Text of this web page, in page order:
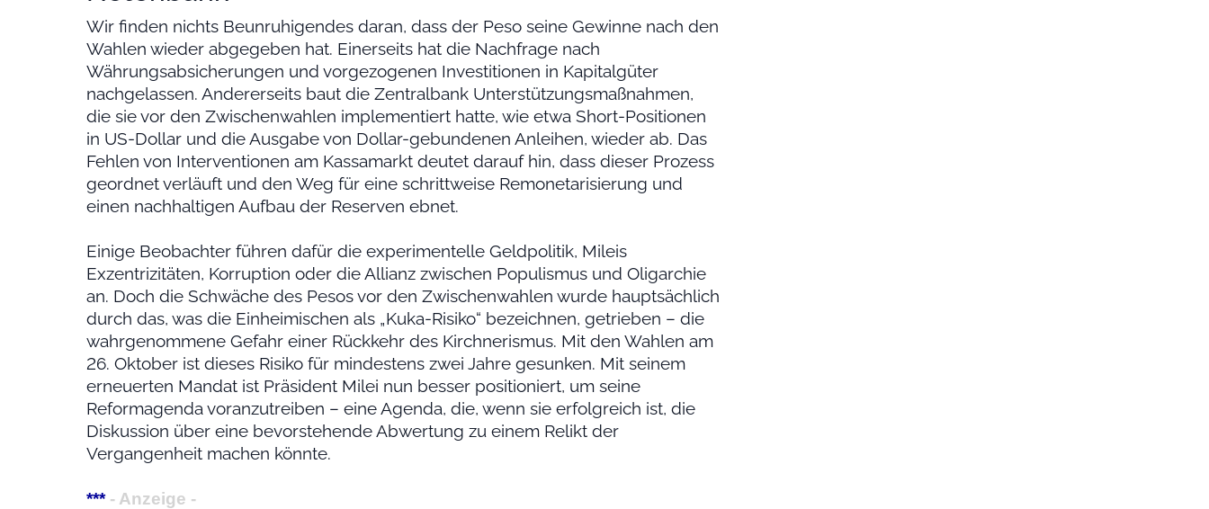
Wir finden nichts Beunruhigendes daran, dass der Peso seine Gewinne nach den
Wahlen wieder abgegeben hat. Einerseits hat die Nachfrage nach
Währungsabsicherungen und vorgezogenen Investitionen in Kapitalgüter
nachgelassen. Andererseits baut die Zentralbank Unterstützungsmaßnahmen,
die sie vor den Zwischenwahlen implementiert hatte, wie etwa Short-Positionen
in US-Dollar und die Ausgabe von Dollar-gebundenen Anleihen, wieder ab. Das
Fehlen von Interventionen am Kassamarkt deutet darauf hin, dass dieser Prozess
geordnet verläuft und den Weg für eine schrittweise Remonetarisierung und
einen nachhaltigen Aufbau der Reserven ebnet.
Einige Beobachter führen dafür die experimentelle Geldpolitik, Mileis
Exzentrizitäten, Korruption oder die Allianz zwischen Populismus und Oligarchie
an. Doch die Schwäche des Pesos vor den Zwischenwahlen wurde hauptsächlich
durch das, was die Einheimischen als „Kuka-Risiko“ bezeichnen, getrieben – die
wahrgenommene Gefahr einer Rückkehr des Kirchnerismus. Mit den Wahlen am
26. Oktober ist dieses Risiko für mindestens zwei Jahre gesunken. Mit seinem
erneuerten Mandat ist Präsident Milei nun besser positioniert, um seine
Reformagenda voranzutreiben – eine Agenda, die, wenn sie erfolgreich ist, die
Diskussion über eine bevorstehende Abwertung zu einem Relikt der
Vergangenheit machen könnte.
*** - Anzeige -